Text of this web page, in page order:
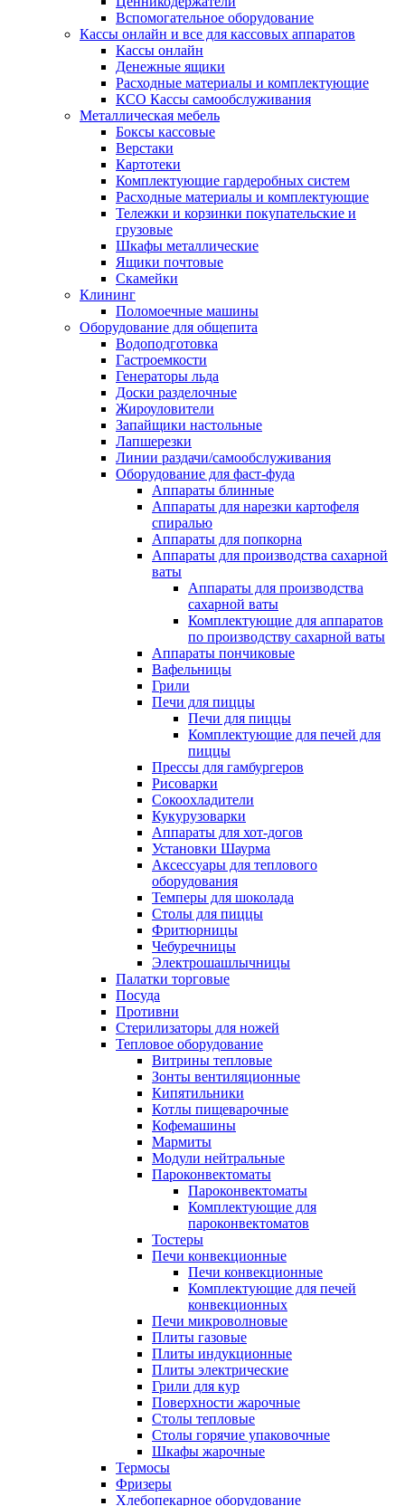
Вспомогательное оборудование
Кассы онлайн и все для кассовых аппаратов
Кассы онлайн
Денежные ящики
Расходные материалы и комплектующие
КСО Кассы самообслуживания
Металлическая мебель
Боксы кассовые
Верстаки
Картотеки
Комплектующие гардеробных систем
Расходные материалы и комплектующие
Тележки и корзинки покупательские и
грузовые
Шкафы металлические
Ящики почтовые
Скамейки
Клининг
Поломоечные машины
Оборудование для общепита
Водоподготовка
Гастроемкости
Генераторы льда
Доски разделочные
Жироуловители
Запайщики настольные
Лапшерезки
Линии раздачи/самообслуживания
Оборудование для фаст-фуда
Аппараты блинные
Аппараты для нарезки картофеля
спиралью
Аппараты для попкорна
Аппараты для производства сахарной
ваты
Аппараты для производства
сахарной ваты
Комплектующие для аппаратов
по производству сахарной ваты
Аппараты пончиковые
Вафельницы
Грили
Печи для пиццы
Печи для пиццы
Комплектующие для печей для
пиццы
Прессы для гамбургеров
Рисоварки
Сокоохладители
Кукурузоварки
Аппараты для хот-догов
Установки Шаурма
Аксессуары для теплового
оборудования
Темперы для шоколада
Столы для пиццы
Фритюрницы
Чебуречницы
Электрошашлычницы
Палатки торговые
Посуда
Противни
Стерилизаторы для ножей
Тепловое оборудование
Витрины тепловые
Зонты вентиляционные
Кипятильники
Котлы пищеварочные
Кофемашины
Мармиты
Модули нейтральные
Пароконвектоматы
Пароконвектоматы
Комплектующие для
пароконвектоматов
Тостеры
Печи конвекционные
Печи конвекционные
Комплектующие для печей
конвекционных
Печи микроволновые
Плиты газовые
Плиты индукционные
Плиты электрические
Грили для кур
Поверхности жарочные
Столы тепловые
Столы горячие упаковочные
Шкафы жарочные
Термосы
Фризеры
Хлебопекарное оборудование